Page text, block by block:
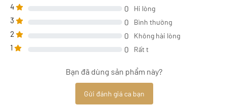
4 0 Hi lòng
3 0 Bình thường
2 0 Không hài lòng
1 0 Rất t
Bạn đã dùng sản phẩm này?
Gửi đánh giá ca bạn